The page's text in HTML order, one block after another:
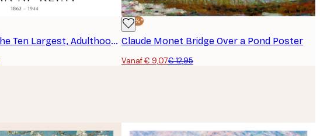
Hilma af Klint - The Ten Largest, Adulthood, No. 7 Poster
-30%*
Claude Monet Bridge Over a Pond Poster
Vanaf € 9,07€ 12,95